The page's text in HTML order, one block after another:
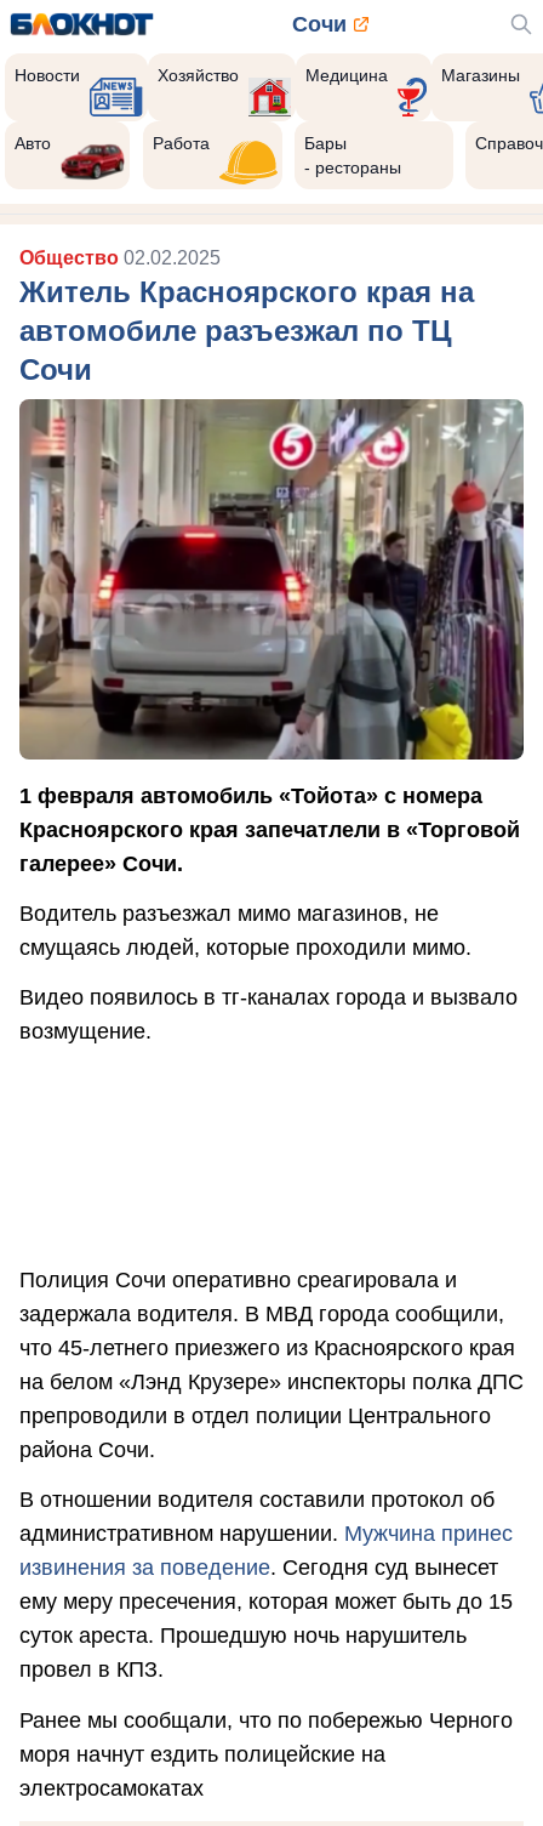
Сочи
Новости Хозяйство Медицина Магазины
Авто Работа
Бары
- рестораны
Общество 02.02.2025
Житель Красноярского края на
автомобиле разъезжал по ТЦ
Сочи
1 февраля автомобиль «Тойота» с номера
Красноярского края запечатлели в «Торговой
галерее» Сочи.
Водитель разъезжал мимо магазинов, не
смущаясь людей, которые проходили мимо.
Видео появилось в тг-каналах города и вызвало
возмущение.
Полиция Сочи оперативно среагировала и
задержала водителя. В МВД города сообщили,
что 45-летнего приезжего из Красноярского края
на белом «Лэнд Крузере» инспекторы полка ДПС
препроводили в отдел полиции Центрального
района Сочи.
В отношении водителя составили протокол об
административном нарушении. Мужчина принес
извинения за поведение. Сегодня суд вынесет
ему меру пресечения, которая может быть до 15
суток ареста. Прошедшую ночь нарушитель
провел в КПЗ.
Ранее мы сообщали, что по побережью Черного
моря начнут ездить полицейские на
электросамокатах